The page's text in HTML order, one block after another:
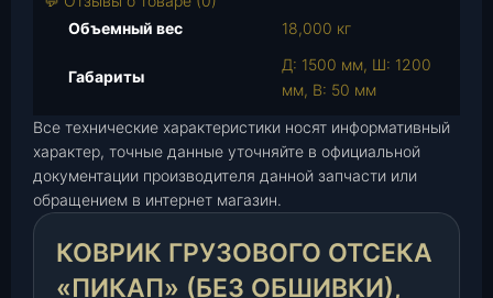
в
р
и
к
р
Объемный вес 18,000 кг
Габариты
Д: 1500 мм, Ш: 1200
мм, В: 50 мм
Все технические характеристики носят информативный
характер, точные данные уточняйте в официальной
документации производителя данной запчасти или
обращением в интернет магазин.
КОВРИК ГРУЗОВОГО ОТСЕКА
«ПИКАП» (БЕЗ ОБШИВКИ),